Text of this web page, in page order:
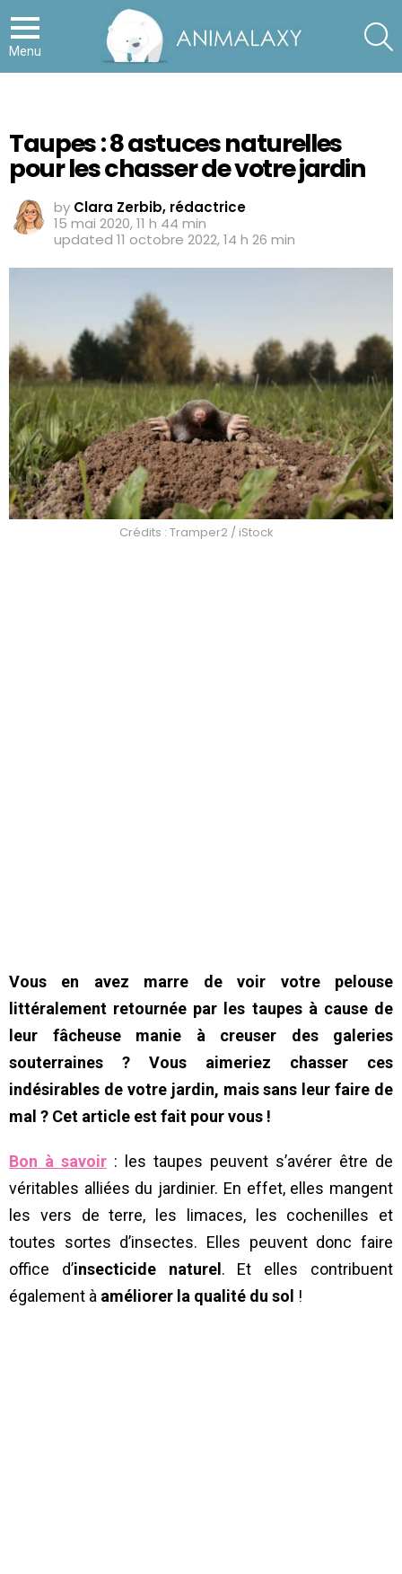
Menu
Taupes : 8 astuces naturelles
pour les chasser de votre jardin
by Clara Zerbib, rédactrice
15 mai 2020, 11 h 44 min
updated 11 octobre 2022, 14 h 26 min
Crédits : Tramper2 / iStock
Vous en avez marre de voir votre pelouse
littéralement retournée par les taupes à cause de
leur fâcheuse manie à creuser des galeries
souterraines ? Vous aimeriez chasser ces
indésirables de votre jardin, mais sans leur faire de
mal ? Cet article est fait pour vous !
Bon à savoir : les taupes peuvent s’avérer être de
véritables alliées du jardinier. En effet, elles mangent
les vers de terre, les limaces, les cochenilles et
toutes sortes d’insectes. Elles peuvent donc faire
office d’insecticide naturel . Et elles contribuent
également à améliorer la qualité du sol !